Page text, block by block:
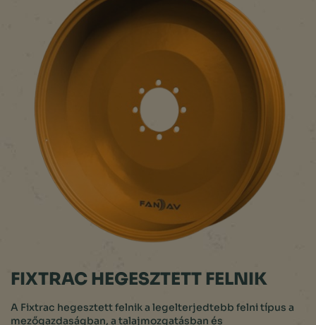
FIXTRAC HEGESZTETT FELNIK
A Fixtrac hegesztett felnik a legelterjedtebb felni típus a
mezőgazdaságban, a talajmozgatásban és